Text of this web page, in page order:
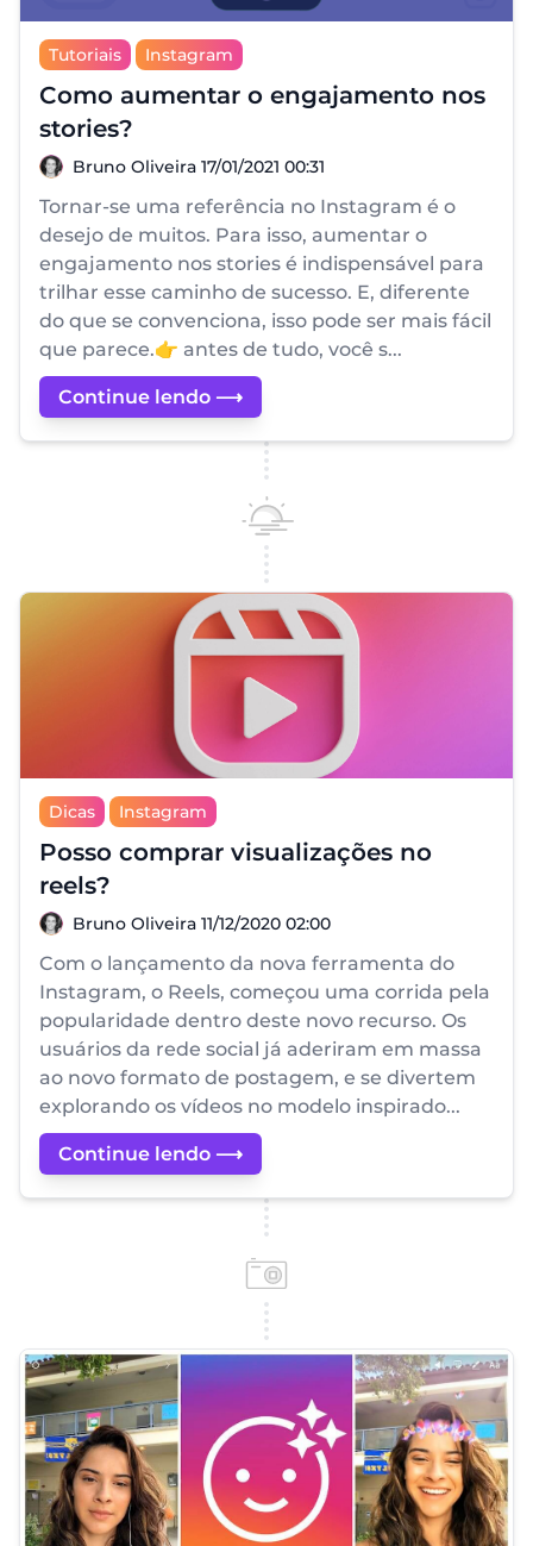
Tutoriais Instagram
Como aumentar o engajamento nos
stories?
Bruno Oliveira
Bruno Oliveira 17/01/2021 00:31
Tornar-se uma referência no Instagram é o
desejo de muitos. Para isso, aumentar o
engajamento nos stories é indispensável para
trilhar esse caminho de sucesso. E, diferente
do que se convenciona, isso pode ser mais fácil
que parece.👉 antes de tudo, você s...
Continue lendo ⟶
Dicas Instagram
Posso comprar visualizações no
reels?
Bruno Oliveira
Bruno Oliveira 11/12/2020 02:00
Com o lançamento da nova ferramenta do
Instagram, o Reels, começou uma corrida pela
popularidade dentro deste novo recurso. Os
usuários da rede social já aderiram em massa
ao novo formato de postagem, e se divertem
explorando os vídeos no modelo inspirado...
Continue lendo ⟶